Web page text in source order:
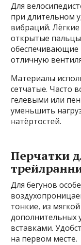
Для
при длительном
вибраций.
открытые
обеспечивающие
отличную
Материалы
сетчатые. Часто
гелевыми или
уменьшить
натёртостей.
Перчатки
Для бегунов
тонкие, из
дополнительных
вставками.
на первом месте.